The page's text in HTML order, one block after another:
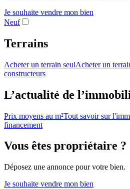
Je souhaite vendre mon bien
Neuf
Terrains
Acheter un terrain seulAcheter un
constructeurs
L’actualité de
Prix moyens au m²Tout savoir sur
financement
Vous êtes propriétaire ?
Déposez une annonce pour votre bien.
Je souhaite vendre mon bien